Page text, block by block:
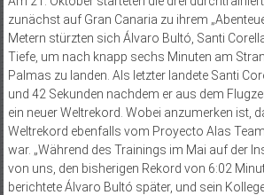
zunächst auf Gran Canaria zu ihrem
Metern stürzten sich Álvaro Bultó, Santi
Tiefe, um nach knapp sechs Minuten am
Palmas zu landen. Als letzter landete Santi
und 42 Sekunden nachdem er aus dem
ein neuer Weltrekord. Wobei anzumerken ist,
Weltrekord ebenfalls vom Proyecto Alas
war. „Während des Trainings im Mai auf der
von uns, den bisherigen Rekord von 6:02
berichtete Álvaro Bultó später, und sein